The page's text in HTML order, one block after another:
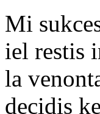
Mi
iel restis
la
decidis